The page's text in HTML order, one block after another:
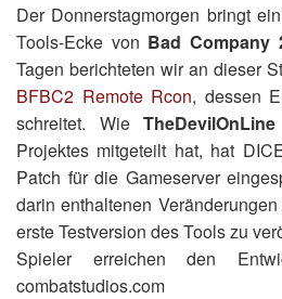
Der Donnerstagmorgen bringt
Tools-Ecke von Bad Company
Tagen berichteten wir an dieser
BFBC2 Remote Rcon, dessen
schreitet. Wie TheDevilOnLine
Projektes mitgeteilt hat, hat
Patch für die Gameserver
darin enthaltenen
erste Testversion des Tools zu
Spieler erreichen den
combatstudios.com